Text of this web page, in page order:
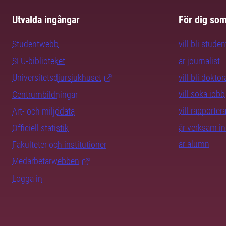
Utvalda ingångar
Studentwebb
SLU-biblioteket
Universitetsdjursjukhuset
Centrumbildningar
Art- och miljödata
Officiell statistik
Fakulteter och institutioner
Medarbetarwebben
Logga in
För dig
vill bli
är journalist
vill bli
vill söka jobb
vill
är verksam
är alumn